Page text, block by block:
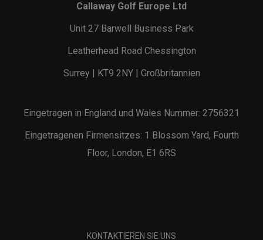
Callaway Golf Europe Ltd
Unit 27 Barwell Business Park
Leatherhead Road Chessington
Surrey | KT9 2NY | Großbritannien
Eingetragen in England und Wales Nummer: 2756321
Eingetragenen Firmensitzes: 1 Blossom Yard, Fourth
Floor, London, E1 6RS
KONTAKTIEREN SIE UNS